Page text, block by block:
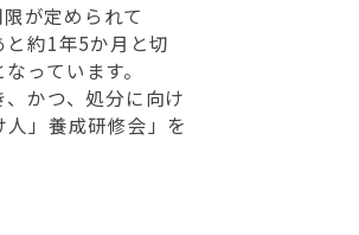
が定められて
約1年5か月と切
っています。
かつ、処分に向け
」養成研修会」を